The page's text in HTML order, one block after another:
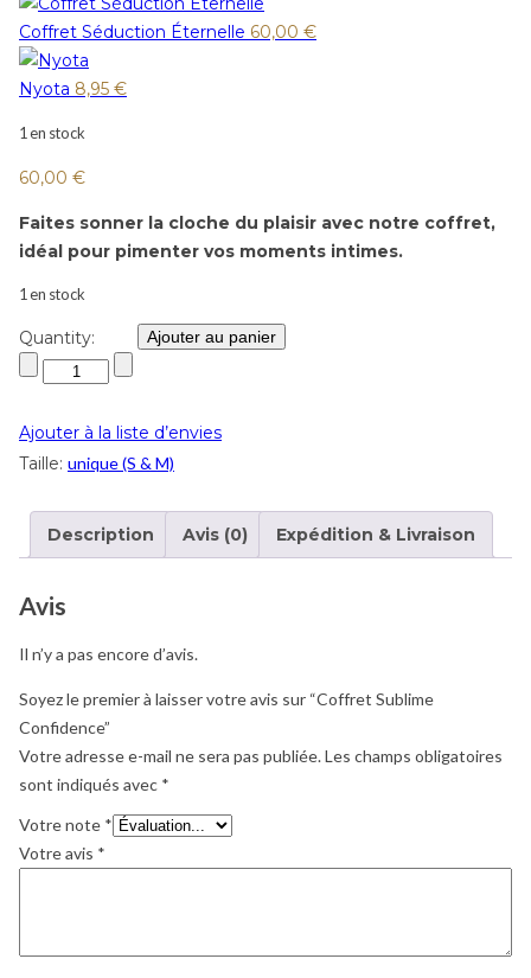
Coffret Séduction Éternelle 60,00 €
Nyota 8,95 €
1 en stock
60,00 €
Faites sonner la cloche du plaisir avec notre coffret,
idéal pour pimenter vos moments intimes.
1 en stock
Quantity: Ajouter au panier
Ajouter à la liste d’envies
Taille: unique (S & M)
Description Avis (0) Expédition & Livraison
Avis
Il n’y a pas encore d’avis.
Soyez le premier à laisser votre avis sur “Coffret Sublime
Confidence”
Votre adresse e-mail ne sera pas publiée.Les champs obligatoires
sont indiqués avec *
Votre note *
Votre avis *